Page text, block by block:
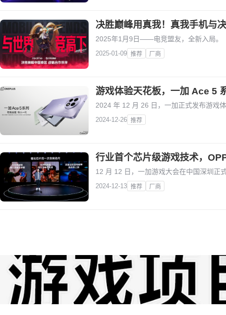
决胜巅峰用真我！真我手机与
2025年1月9日——电竞盟友，全新入局。
2025-01-09 推荐 厂商
游戏体验天花板，一加 Ace 5
2024 年 12 月 26 日，一加正式发布游戏
2024-12-26 推荐
行业首个芯片级游戏技术，
12 月 12 日，一加游戏大会在中国深圳正式
2024-12-13 推荐 厂商